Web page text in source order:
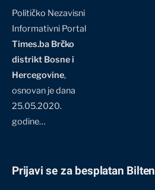
Političko Nezavisni
Informativni Portal
Times.ba Brčko
distrikt Bosne i
Hercegovine,
osnovan je dana
25.05.2020.
godine…
Prijavi se za besplatan Bilten